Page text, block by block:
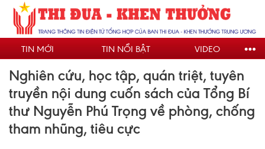
Nhảy
đến
nội
dungTIN MỚI TIN NỔI BẬT VIDEO
Nghiên cứu, học tập, quán triệt, tuyên
truyền nội dung cuốn sách của Tổng Bí
thư Nguyễn Phú Trọng về phòng, chống
tham nhũng, tiêu cực